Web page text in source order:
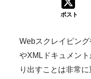
ポスト
Webスクレイピン
やXMLドキュメン
り出すことは非常